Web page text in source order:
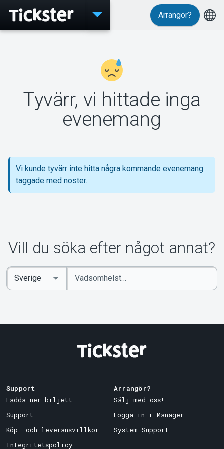
Evenemang
MyTickster
Support
Arrangör?
Tyvärr, vi hittade inga
evenemang
Vi kunde tyvärr inte hitta några kommande evenemang
taggade med noster.
Vill du söka efter något annat?
Ange
sökord
Select
Country
Support
Ladda ner biljett
Support
Köp- och leveransvillkor
Integritetspolicy
Arrangör?
Sälj med oss!
Logga in i Manager
System Support